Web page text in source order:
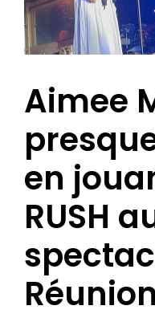
Aimee
en
RUSH
Réunion